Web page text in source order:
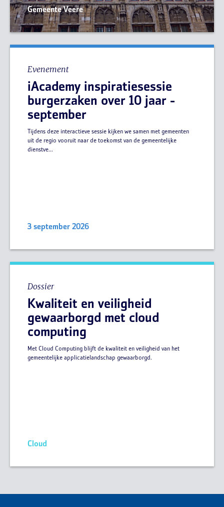
Gemeente Veere
Evenement
iAcademy inspiratiesessie
burgerzaken over 10 jaar -
september
Tijdens deze interactieve sessie kijken we samen met gemeenten
uit de regio vooruit naar de toekomst van de gemeentelijke
dienstve...
3 september 2026
Dossier
Kwaliteit en veiligheid
gewaarborgd met cloud
computing
Met Cloud Computing blijft de kwaliteit en veiligheid van het
gemeentelijke applicatielandschap gewaarborgd.
Cloud